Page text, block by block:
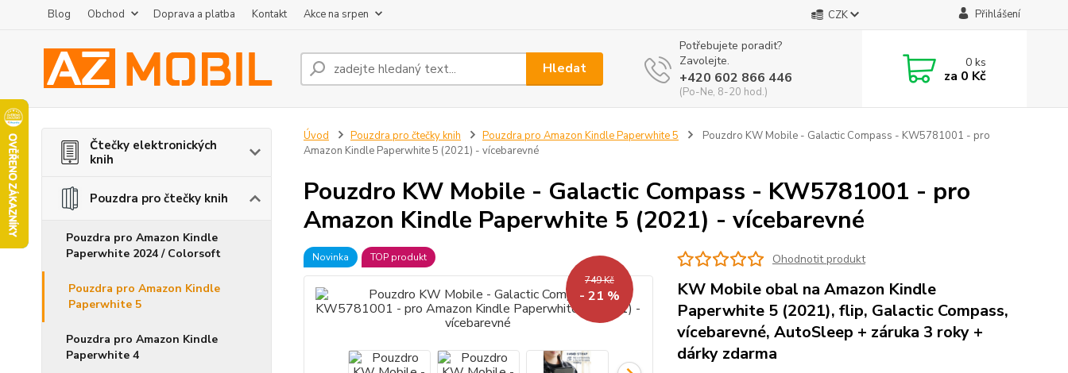
Blog Obchod Doprava a platba Kontakt Akce na srpen CZK Přihlášení
Hledat
Potřebujete poradit?
Zavolejte.
+420 602 866 446
(Po-Ne, 8-20 hod.)
0ks
za 0 Kč
Čtečky elektronických
knih
Pouzdra pro čtečky knih
Pouzdra pro Amazon Kindle
Paperwhite 2024 / Colorsoft
Pouzdra pro Amazon Kindle
Paperwhite 5
Pouzdra pro Amazon Kindle
Paperwhite 4
Úvod Pouzdra pro čtečky knih Pouzdra pro Amazon Kindle Paperwhite 5
Pouzdro KW Mobile - Galactic Compass - KW5781001 - pro
Amazon Kindle Paperwhite 5 (2021) - vícebarevné
Pouzdro KW Mobile - Galactic Compass - KW5781001 - pro
Amazon Kindle Paperwhite 5 (2021) - vícebarevné
Novinka
TOP produkt
749 Kč
- 21 %
Ohodnotit produkt
KW Mobile obal na Amazon Kindle
Paperwhite 5 (2021), flip, Galactic Compass,
vícebarevné, AutoSleep + záruka 3 roky +
dárky zdarma